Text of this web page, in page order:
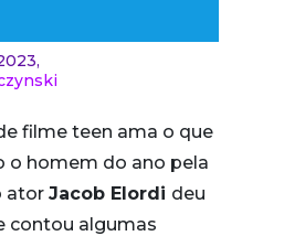
filme teen ama o que
o homem do ano pela
ator Jacob Elordi deu
contou algumas